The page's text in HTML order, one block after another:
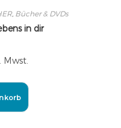
, Bücher & DVDs
in dir
Mwst.